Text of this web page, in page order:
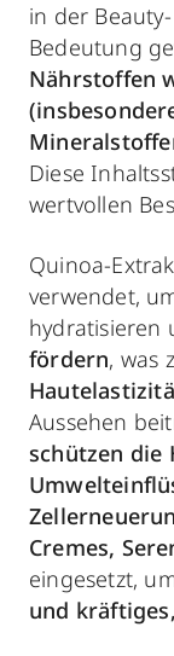
in der
Bedeutung
Nährstoffen
Diese
wertvollen
Quinoa-
verwendet,
hydratisieren
fördern, was
Aussehen
schützen die
Cremes,
eingesetzt,
und